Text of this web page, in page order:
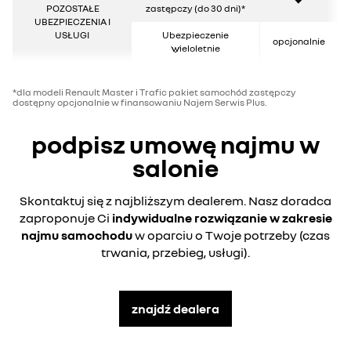
POZOSTAŁE
UBEZPIECZENIA I
USŁUGI
zastępczy (do 30 dni)*
Ubezpieczenie
wieloletnie
opcjonalnie
*dla modeli Renault Master i Trafic pakiet samochód zastępczy
dostępny opcjonalnie w finansowaniu Najem Serwis Plus.
podpisz umowę najmu w
salonie
Skontaktuj się z najbliższym dealerem. Nasz doradca
zaproponuje Ci indywidualne rozwiązanie w zakresie
najmu samochoduw oparciu o Twoje potrzeby (czas
trwania, przebieg, usługi).
znajdź dealera